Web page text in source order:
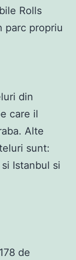
Rolls
parc propriu
din
care il
Alte
sunt:
Istanbul si
de